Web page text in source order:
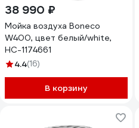
38 990 ₽
Мойка воздуха Boneco
W400, цвет белый/white,
НС-1174661
4.4(16)
В корзину